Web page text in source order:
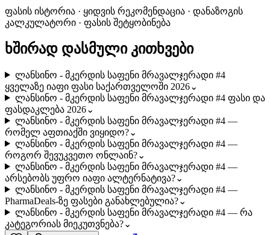
ფასის ისტორია · ყიდვის რეკომენდაცია · დანაზოგის
კალკულატორი · ფასის შეტყობინება
ხშირად დასმული კითხვები
ლანსინო - მკერდის საფენი მრავალჯერადი #4
ყველაზე იაფი ფასი საქართველოში 2026⌄
ლანსინო - მკერდის საფენი მრავალჯერადი #4 ფასი და
ფასდაკლება 2026⌄
ლანსინო - მკერდის საფენი მრავალჯერადი #4 —
რომელ აფთიაქში ვიყიდო?⌄
ლანსინო - მკერდის საფენი მრავალჯერადი #4 —
როგორ შევუკვეთო ონლაინ?⌄
ლანსინო - მკერდის საფენი მრავალჯერადი #4 —
არსებობს უფრო იაფი ალტერნატივა?⌄
ლანსინო - მკერდის საფენი მრავალჯერადი #4 —
PharmaDeals-ზე ფასები განახლებულია?⌄
ლანსინო - მკერდის საფენი მრავალჯერადი #4 — რა
კატეგორიას მიეკუთვნება?⌄